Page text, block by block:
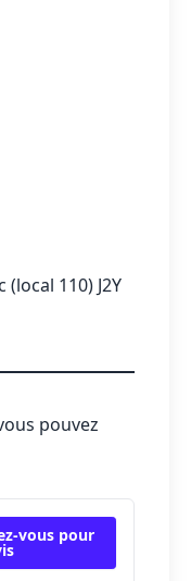
110) J2Y
pouvez
vous pour